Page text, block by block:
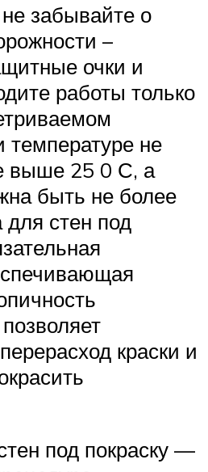
забывайте о
–
очки и
работы только
не
выше 25 0 С, а
быть не более
для стен под
краски и
под покраску —